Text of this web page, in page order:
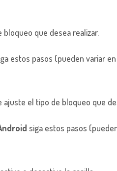
que desea realizar.
estos pasos (pueden variar
ajuste el tipo de bloqueo que
siga estos pasos